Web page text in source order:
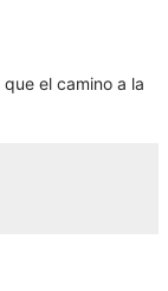
que el camino a la